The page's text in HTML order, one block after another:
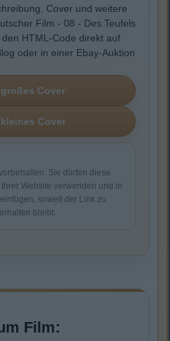
Cover und weitere
Film - 08 - Des Teufels
HTML-Code direkt auf
oder in einer Ebay-Auktion
Sie dürfen diese
Website verwenden und in
soweit der Link zu
bleibt.
Film: